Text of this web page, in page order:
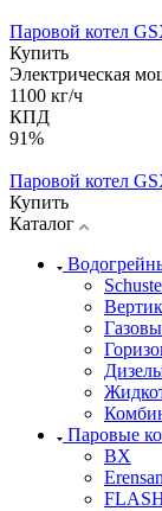
Паровой котел
Купить
Электрическая
1100 кг/ч
КПД
91%
Паровой котел
Купить
Каталог
Паровые
BX
Erensan